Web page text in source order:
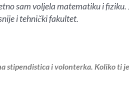
sam voljela matematiku i fiziku.
i tehnički fakultet.
stipendistica i volonterka. Koliko ti